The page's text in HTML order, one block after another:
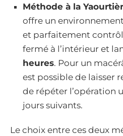
Méthode à la
offre un
et parfaitement
fermé à l’intérieur et
heures. Pour un
est possible de laisser
de répéter l’opération
jours suivants.
Le choix entre ces deux